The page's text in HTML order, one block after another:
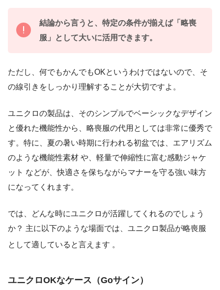
結論から言うと、特定の条件が揃えば「略喪
服」として大いに活用できます。
ただし、何でもかんでもOKというわけではないので、そ
の線引きをしっかり理解することが大切ですよ。
ユニクロの製品は、そのシンプルでベーシックなデザイン
と優れた機能性から、略喪服の代用としては非常に優秀で
す。特に、夏の暑い時期に行われる初盆では、エアリズム
のような機能性素材 や、軽量で伸縮性に富む感動ジャケ
ット などが、快適さを保ちながらマナーを守る強い味方
になってくれます。
では、どんな時にユニクロが活躍してくれるのでしょう
か？ 主に以下のような場面では、ユニクロ製品が略喪服
として適していると言えます 。
ユニクロOKなケース（Goサイン）